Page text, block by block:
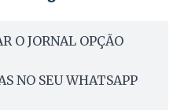
O JORNAL OPÇÃO
NO SEU WHATSAPP